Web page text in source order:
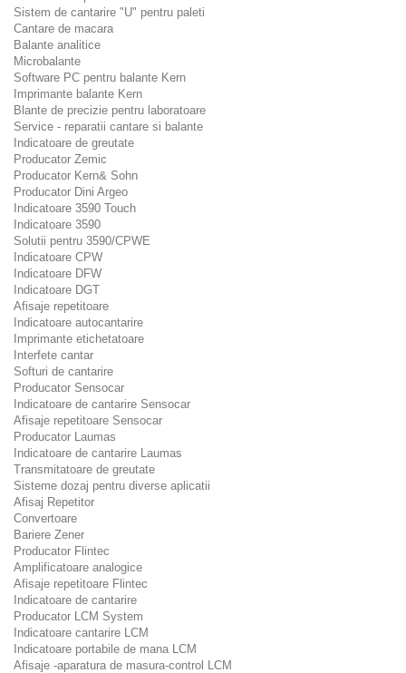
Sistem de cantarire "U" pentru paleti
Cantare de macara
Balante analitice
Microbalante
Software PC pentru balante Kern
Imprimante balante Kern
Blante de precizie pentru laboratoare
Service - reparatii cantare si balante
Indicatoare de greutate
Producator Zemic
Producator Kern& Sohn
Producator Dini Argeo
Indicatoare 3590 Touch
Indicatoare 3590
Solutii pentru 3590/CPWE
Indicatoare CPW
Indicatoare DFW
Indicatoare DGT
Afisaje repetitoare
Indicatoare autocantarire
Imprimante etichetatoare
Interfete cantar
Softuri de cantarire
Producator Sensocar
Indicatoare de cantarire Sensocar
Afisaje repetitoare Sensocar
Producator Laumas
Indicatoare de cantarire Laumas
Transmitatoare de greutate
Sisteme dozaj pentru diverse aplicatii
Afisaj Repetitor
Convertoare
Bariere Zener
Producator Flintec
Amplificatoare analogice
Afisaje repetitoare Flintec
Indicatoare de cantarire
Producator LCM System
Indicatoare cantarire LCM
Indicatoare portabile de mana LCM
Afisaje -aparatura de masura-control LCM